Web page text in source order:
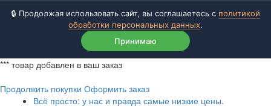
🔒 Продолжая использовать сайт, вы соглашаетесь с политикой
обработки персональных данных.
Принимаю
*** товар добавлен в ваш заказ
Продолжить покупки Оформить заказ
Всё просто: у нас и правда самые низкие цены.